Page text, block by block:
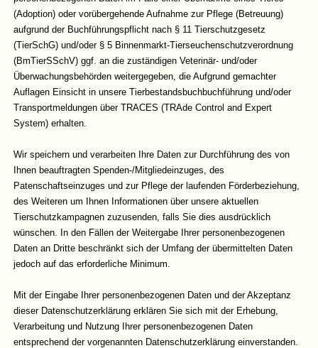
(Adoption) oder vorübergehende Aufnahme zur Pflege (Betreuung)
aufgrund der Buchführungspflicht nach § 11 Tierschutzgesetz
(TierSchG) und/oder § 5 Binnenmarkt-Tierseuchenschutzverordnung
(BmTierSSchV) ggf. an die zuständigen Veterinär- und/oder
Überwachungsbehörden weitergegeben, die Aufgrund gemachter
Auflagen Einsicht in unsere Tierbestandsbuchbuchführung und/oder
Transportmeldungen über TRACES (TRAde Control and Expert
System) erhalten.
Wir speichern und verarbeiten Ihre Daten zur Durchführung des von
Ihnen beauftragten Spenden-/Mitgliedeinzuges, des
Patenschaftseinzuges und zur Pflege der laufenden Förderbeziehung,
des Weiteren um Ihnen Informationen über unsere aktuellen
Tierschutzkampagnen zuzusenden, falls Sie dies ausdrücklich
wünschen. In den Fällen der Weitergabe Ihrer personenbezogenen
Daten an Dritte beschränkt sich der Umfang der übermittelten Daten
jedoch auf das erforderliche Minimum.
Mit der Eingabe Ihrer personenbezogenen Daten und der Akzeptanz
dieser Datenschutzerklärung erklären Sie sich mit der Erhebung,
Verarbeitung und Nutzung Ihrer personenbezogenen Daten
entsprechend der vorgenannten Datenschutzerklärung einverstanden.